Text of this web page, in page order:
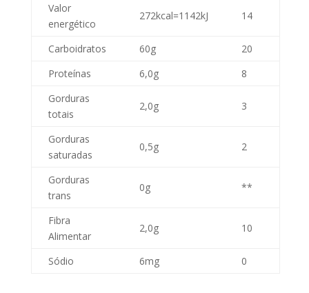
Valor
energético
272kcal=1142kJ 14
Carboidratos 60g
20
Proteínas
6,0g
8
Gorduras
totais
2,0g 3
Gorduras
saturadas
0,5g 2
Gorduras
trans
0g **
Fibra
Alimentar
2,0g 10
Sódio 6mg 0